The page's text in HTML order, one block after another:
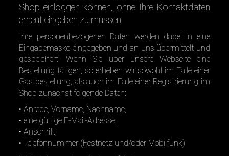
Shop einloggen können, ohne Ihre Kontaktdaten
erneut eingeben zu müssen.
Ihre personenbezogenen Daten werden dabei in eine
Eingabemaske eingegeben und an uns übermittelt und
gespeichert. Wenn Sie über unsere Webseite eine
Bestellung tätigen, so erheben wir sowohl im Falle einer
Gastbestellung, als auch im Falle einer Registrierung im
Shop zunächst folgende Daten:
• Anrede, Vorname, Nachname,
• eine gültige E-Mail-Adresse,
• Anschrift,
• Telefonnummer (Festnetz und/oder Mobilfunk)